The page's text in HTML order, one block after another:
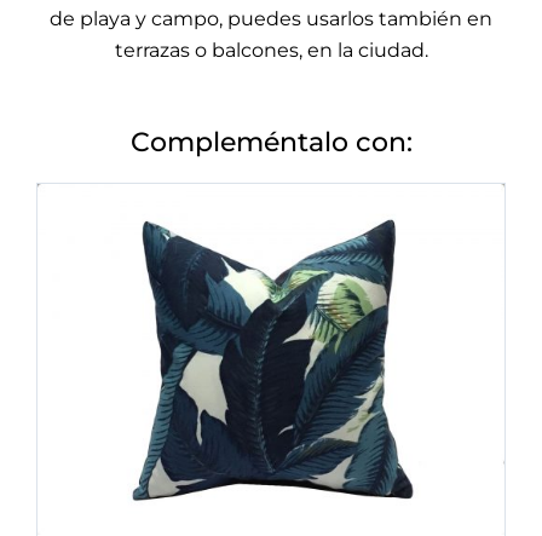
de playa y campo, puedes usarlos también en
terrazas o balcones, en la ciudad.
Compleméntalo con: